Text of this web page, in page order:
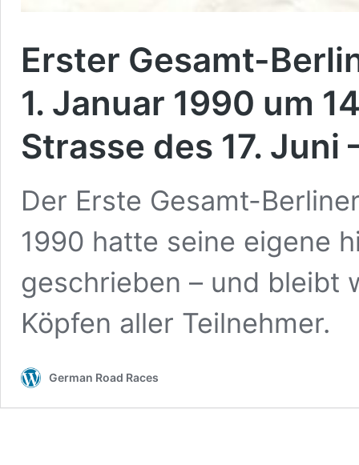
Erster Gesamt-
1. Januar 1990 um
Strasse des 17.
Der Erste Gesamt-
1990 hatte seine eigene
geschrieben – und bleibt
Köpfen aller Teilnehmer.
German Road Races